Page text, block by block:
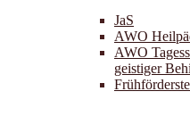
JaS
AWO
AWO
geistiger